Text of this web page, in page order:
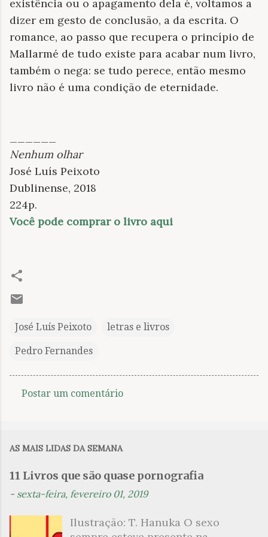
existência ou o apagamento dela é, voltamos a
dizer em gesto de conclusão, a da escrita. O
romance, ao passo que recupera o princípio de
Mallarmé de tudo existe para acabar num livro,
também o nega: se tudo perece, então mesmo
livro não é uma condição de eternidade.
Nenhum olhar
José Luís Peixoto
Dublinense, 2018
224p.
Você pode comprar o livro aqui
José Luís Peixoto letras e livros
Pedro Fernandes
n
t
Postar um comentário
AS MAIS LIDAS DA SEMANA
11 Livros que são quase pornografia
- sexta-feira, fevereiro 01, 2019
Ilustração: T. Hanuka O sexo